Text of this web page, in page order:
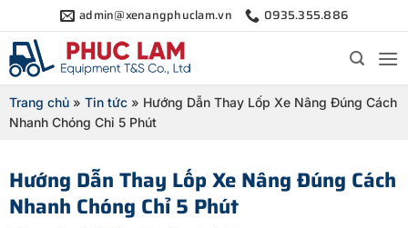
qua
nội
dung
admin@xenangphuclam.vn 0935.355.886
Trang chủ » Tin tức » Hướng Dẫn Thay Lốp Xe Nâng Đúng Cách
Nhanh Chóng Chỉ 5 Phút
Hướng Dẫn Thay Lốp Xe Nâng Đúng Cách
Nhanh Chóng Chỉ 5 Phút